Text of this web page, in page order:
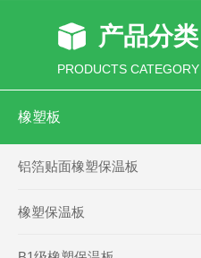
产品分类
PRODUCTS CATEGORY
橡塑板
铝箔贴面橡塑保温板
橡塑保温板